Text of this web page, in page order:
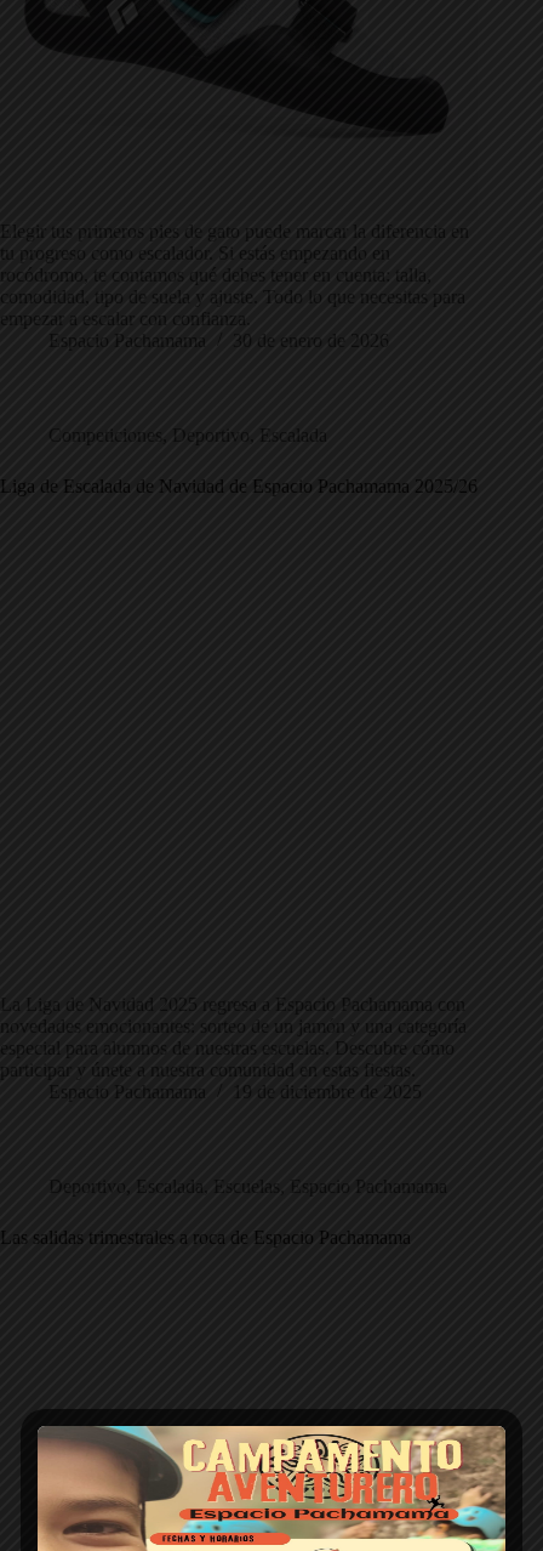
Elegir tus primeros pies de gato puede marcar la diferencia en
tu progreso como escalador. Si estás empezando en
rocódromo, te contamos qué debes tener en cuenta: talla,
comodidad, tipo de suela y ajuste. Todo lo que necesitas para
empezar a escalar con confianza.
Espacio Pachamama
30 de enero de 2026
Competiciones , Deportivo , Escalada
Liga de Escalada de Navidad de Espacio Pachamama 2025/26
La Liga de Navidad 2025 regresa a Espacio Pachamama con
novedades emocionantes: sorteo de un jamón y una categoría
especial para alumnos de nuestras escuelas. Descubre cómo
participar y únete a nuestra comunidad en estas fiestas.
Espacio Pachamama
19 de diciembre de 2025
Deportivo, Escalada , Escuelas Espacio Pachamama
Las salidas trimestrales a roca de Espacio Pachamama